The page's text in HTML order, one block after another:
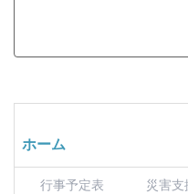
ホーム
行事予定表 災害